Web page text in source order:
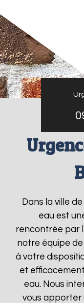
Dans la ville de
eau est
rencontrée par
notre équipe
à votre
et
eau. Nous
vous apporter